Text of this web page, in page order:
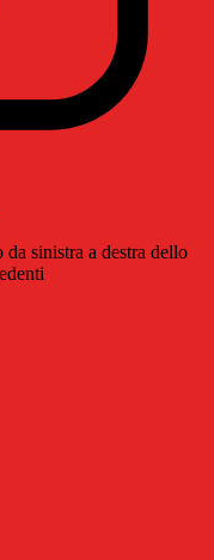
sinistra a destra dello